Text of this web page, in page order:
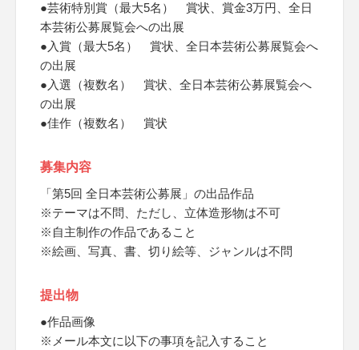
●芸術特別賞（最大5名） 賞状、賞金3万円、全日
本芸術公募展覧会への出展
●入賞（最大5名） 賞状、全日本芸術公募展覧会へ
の出展
●入選（複数名） 賞状、全日本芸術公募展覧会へ
の出展
●佳作（複数名） 賞状
募集内容
「第5回 全日本芸術公募展」の出品作品
※テーマは不問、ただし、立体造形物は不可
※自主制作の作品であること
※絵画、写真、書、切り絵等、ジャンルは不問
提出物
●作品画像
※メール本文に以下の事項を記入すること